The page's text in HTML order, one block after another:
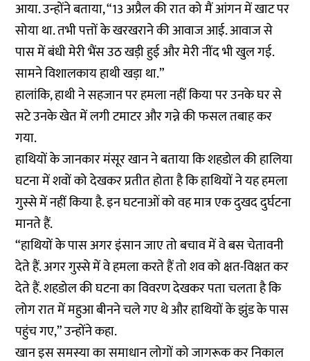
आया. उन्होंने बताया, “13 अप्रैल की रात को मैं आंगन में खाट पर
सोया था. तभी पत्तों के खरखराने की आवाज आई. आवाज से
पास में बंधी मेरी भैंस उठ खड़ी हुई और मेरी नींद भी खुल गई.
सामने विशालकाय हाथी खड़ा था.”
हालांकि, हाथी ने सहजान पर हमला नहीं किया पर उनके घर से
सटे उनके खेत में लगी टमाटर और गन्ने की फसल तबाह कर
गया.
हाथियों के जानकार मंसूर खान ने बताया कि शहडोल की हालिया
घटना में शवों को देखकर प्रतीत होता है कि हाथियों ने यह हमला
गुस्से में नहीं किया है. इन घटनाओं को वह मात्र एक दुखद दुर्घटना
मानते हैं.
“हाथियों के पास अगर इंसान जाए तो बचाव में वे बस चेतावनी
देते हैं. अगर गुस्से में वे हमला करते हैं तो शव को क्षत-विक्षत कर
देते हैं. शहडोल की घटना का विवरण देखकर पता चलता है कि
लोग रात में महुआ बीनने चले गए थे और हाथियों के झुंड के पास
पहुंच गए,” उन्होंने कहा.
खान इस समस्या का समाधान लोगों को जागरूक कर निकाल